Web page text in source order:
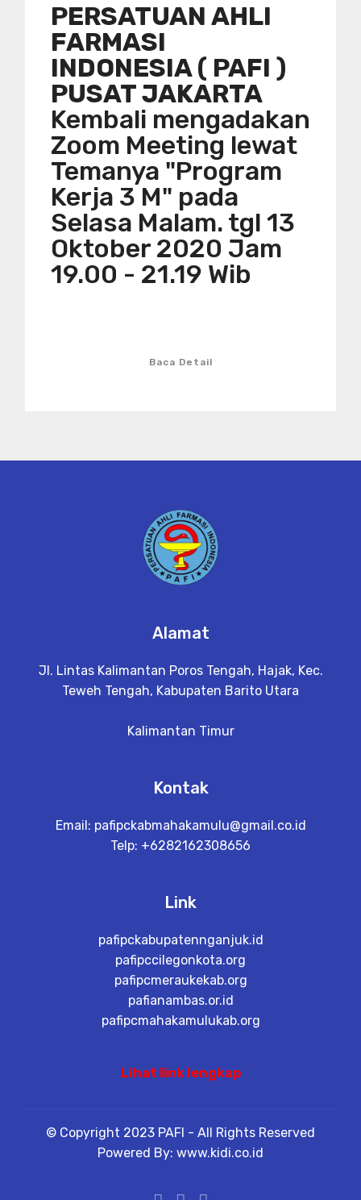
PERSATUAN AHLI
FARMASI
INDONESIA ( PAFI )
PUSAT JAKARTA
Kembali mengadakan
Zoom Meeting lewat
Temanya "Program
Kerja 3 M" pada
Selasa Malam. tgl 13
Oktober 2020 Jam
19.00 - 21.19 Wib
Baca Detail
Alamat
Jl. Lintas Kalimantan Poros Tengah, Hajak, Kec.
Teweh Tengah, Kabupaten Barito Utara
Kalimantan Timur
Kontak
Email: pafipckabmahakamulu@gmail.co.id
Telp: +6282162308656
Link
pafipckabupatennganjuk.id
pafipccilegonkota.org
pafipcmeraukekab.org
pafianambas.or.id
pafipcmahakamulukab.org
Lihat link lengkap
© Copyright 2023 PAFI - All Rights Reserved
Powered By: www.kidi.co.id